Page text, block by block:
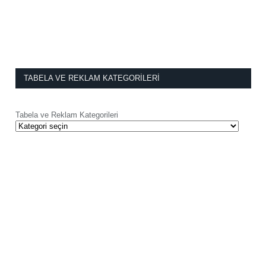
TABELA VE REKLAM KATEGORILERI
Tabela ve Reklam Kategorileri